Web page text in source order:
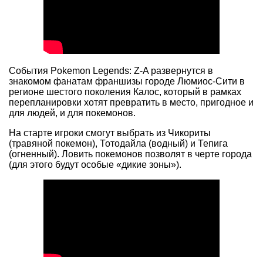
События Pokemon Legends: Z-A развернутся в
знакомом фанатам франшизы городе Люмиос-Сити в
регионе шестого поколения Калос, который в рамках
перепланировки хотят превратить в место, пригодное и
для людей, и для покемонов.
На старте игроки смогут выбрать из Чикориты
(травяной покемон), Тотодайла (водный) и Тепига
(огненный). Ловить покемонов позволят в черте города
(для этого будут особые «дикие зоны»).